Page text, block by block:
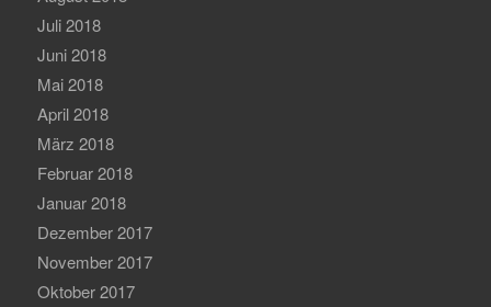
Juli 2018
Juni 2018
Mai 2018
April 2018
März 2018
Februar 2018
Januar 2018
Dezember 2017
November 2017
Oktober 2017